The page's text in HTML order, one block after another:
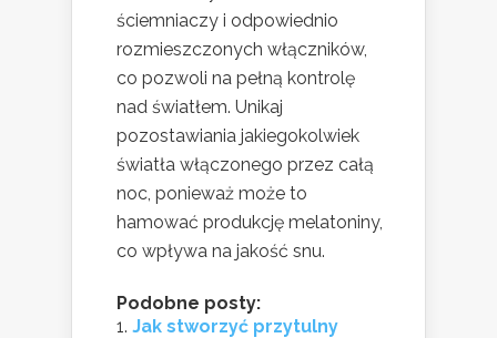
ściemniaczy i odpowiednio
rozmieszczonych włączników,
co pozwoli na pełną kontrolę
nad światłem. Unikaj
pozostawiania jakiegokolwiek
światła włączonego przez całą
noc, ponieważ może to
hamować produkcję melatoniny,
co wpływa na jakość snu.
Podobne posty:
Jak stworzyć przytulny